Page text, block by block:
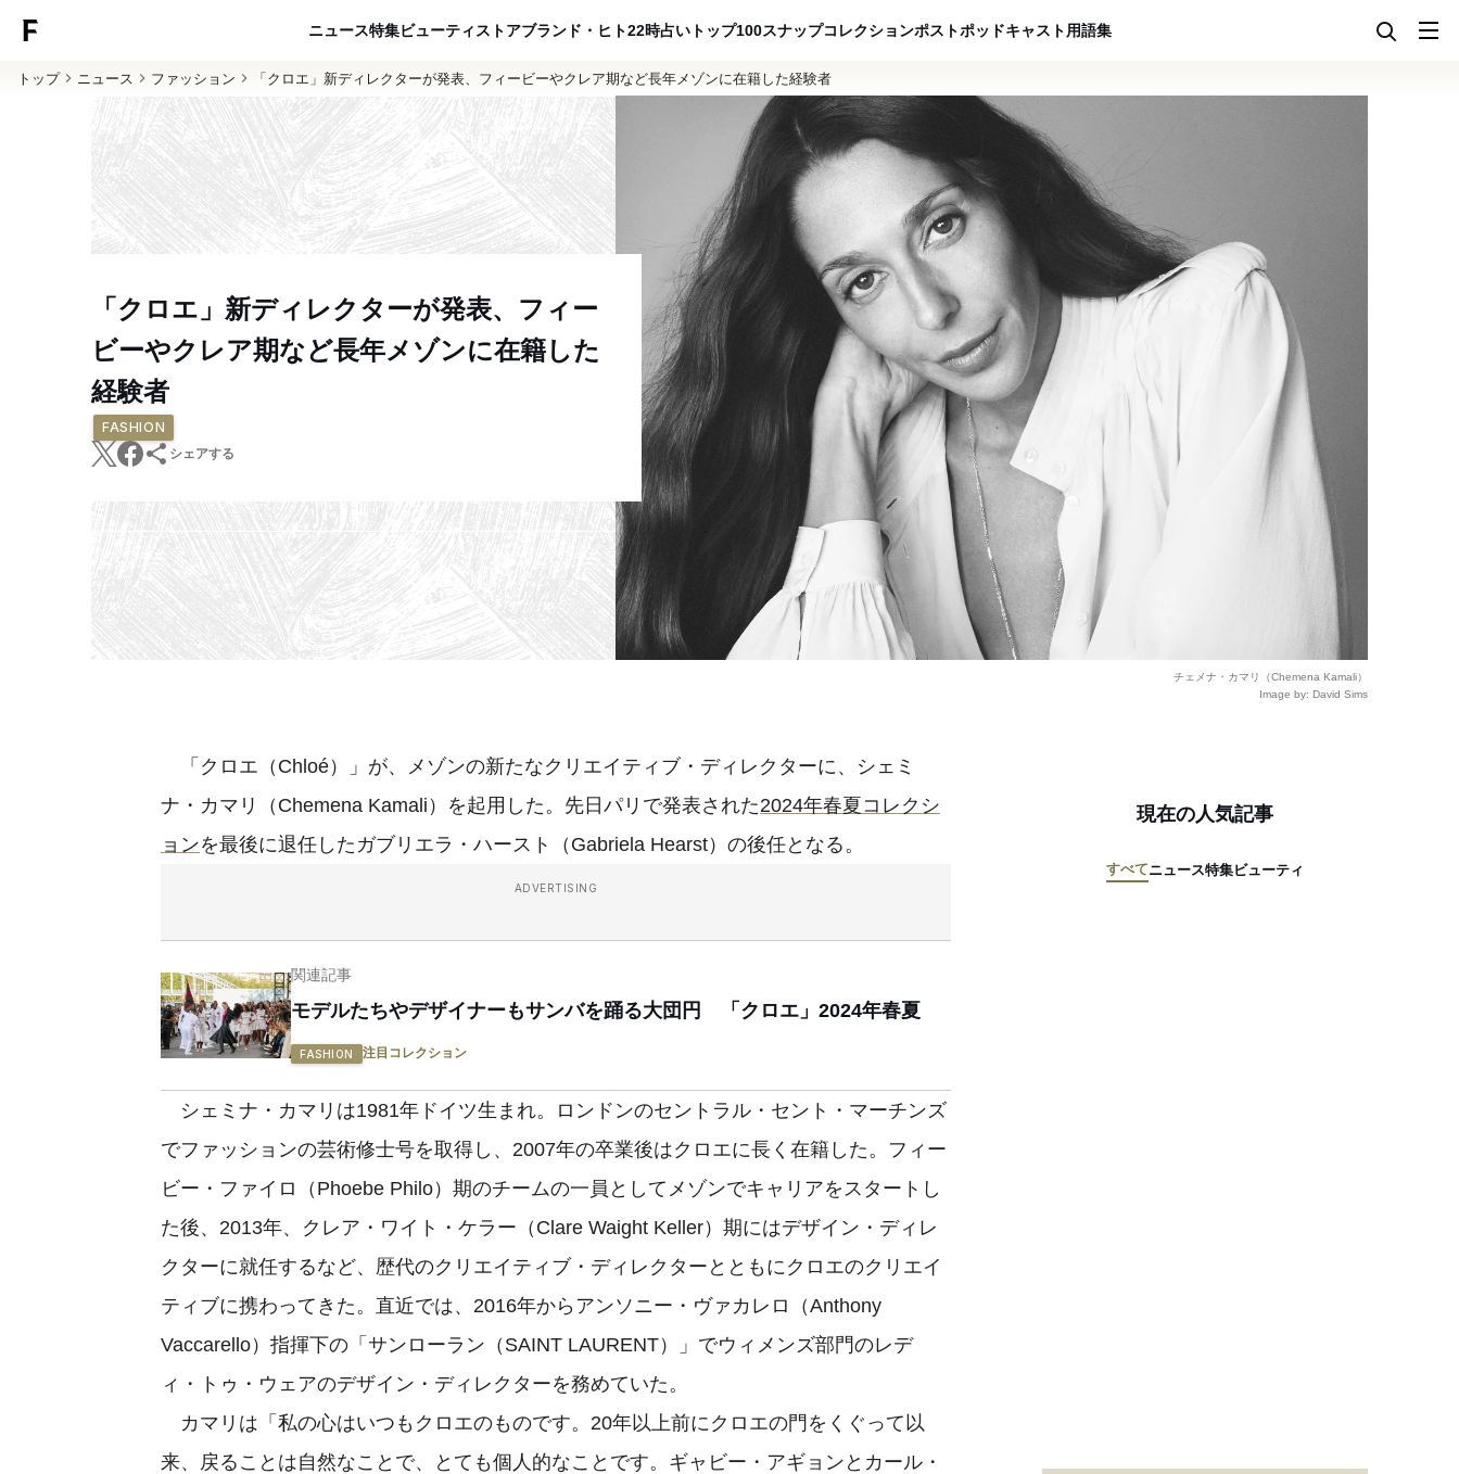
ニュース特集ビューティ ストアブランド・ヒト22時占い トップ100スナップコレクションポストポッドキャスト用語集
トップ ニュース ファッション 「クロエ」新ディレクターが発表、フィービーやクレア期など長年メゾンに在籍した経験者
「クロエ」新ディレクターが発表、フィー
ビーやクレア期など長年メゾンに在籍した
経験者
FASHION
シェアする
チェメナ・カマリ（Chemena Kamali）
Image by: David Sims
「クロエ（Chloé）」が、メゾンの新たなクリエイティブ・ディレクターに、シェミ
ナ・カマリ（Chemena Kamali）を起用した。先日パリで発表された2024年春夏コレクシ
ョンを最後に退任したガブリエラ・ハースト（Gabriela Hearst）の後任となる。
ADVERTISING
関連記事
モデルたちやデザイナーもサンバを踊る大団円 「クロエ」2024年春夏
FASHION 注目コレクション
シェミナ・カマリは1981年ドイツ生まれ。ロンドンのセントラル・セント・マーチンズ
でファッションの芸術修士号を取得し、2007年の卒業後はクロエに長く在籍した。フィー
ビー・ファイロ（Phoebe Philo）期のチームの一員としてメゾンでキャリアをスタートし
た後、2013年、クレア・ワイト・ケラー（Clare Waight Keller）期にはデザイン・ディレ
クターに就任するなど、歴代のクリエイティブ・ディレクターとともにクロエのクリエイ
ティブに携わってきた。直近では、2016年からアンソニー・ヴァカレロ（Anthony
Vaccarello）指揮下の「サンローラン（SAINT LAURENT）」でウィメンズ部門のレデ
ィ・トゥ・ウェアのデザイン・ディレクターを務めていた。
カマリは「私の心はいつもクロエのものです。20年以上前にクロエの門をくぐって以
来、戻ることは自然なことで、とても個人的なことです。ギャビー・アギョンとカール・
現在の人気記事
すべてニュース特集ビューティ